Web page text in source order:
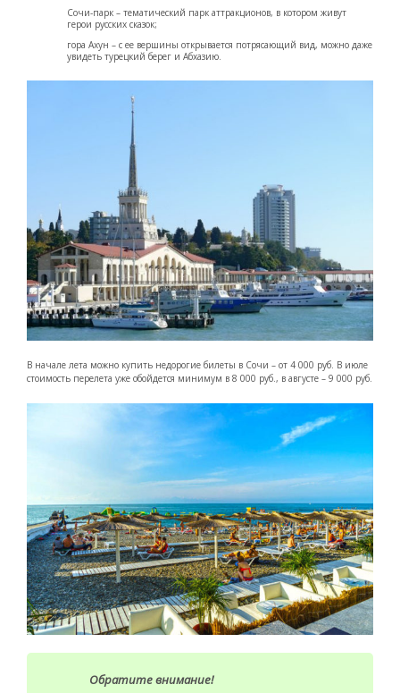
Сочи-парк – тематический парк аттракционов, в котором живут
герои русских сказок;
гора Ахун – с ее вершины открывается потрясающий вид, можно даже
увидеть турецкий берег и Абхазию.
В начале лета можно купить недорогие билеты в Сочи – от 4 000 руб. В июле
стоимость перелета уже обойдется минимум в 8 000 руб., в августе – 9 000 руб.
Обратите внимание!